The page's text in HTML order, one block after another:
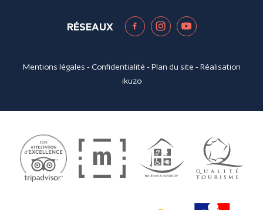
RÉSEAUX
Mentions légales - Confidentialité -Plan du site - Réalisation
ikuzo